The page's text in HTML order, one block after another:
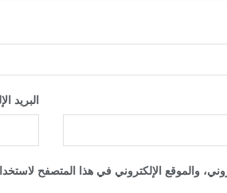
البريد
والموقع الإلكتروني في هذا المتصفح